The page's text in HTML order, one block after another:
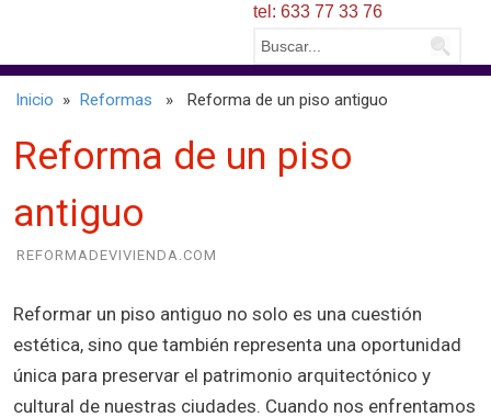
tel: 633 77 33 76
Inicio » Reformas » Reforma de un piso antiguo
Reforma de un piso
antiguo
REFORMADEVIVIENDA.COM
Reformar un piso antiguo no solo es una cuestión
estética, sino que también representa una oportunidad
única para preservar el patrimonio arquitectónico y
cultural de nuestras ciudades. Cuando nos enfrentamos